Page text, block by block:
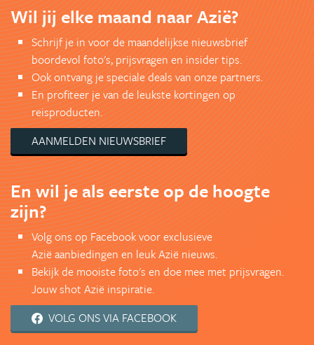
Wil jij elke maand naar Azië?
Schrijf je in voor de maandelijkse nieuwsbrief
boordevol foto's, prijsvragen en insider tips.
Ook ontvang je speciale deals van onze partners.
En profiteer je van de leukste kortingen op
reisproducten.
AANMELDEN NIEUWSBRIEF
En wil je als eerste op de hoogte
zijn?
Volg ons op Facebook voor exclusieve
Azië aanbiedingen en leuk Azië nieuws.
Bekijk de mooiste foto's en doe mee met prijsvragen.
Jouw shot Azië inspiratie.
VOLG ONS VIA FACEBOOK